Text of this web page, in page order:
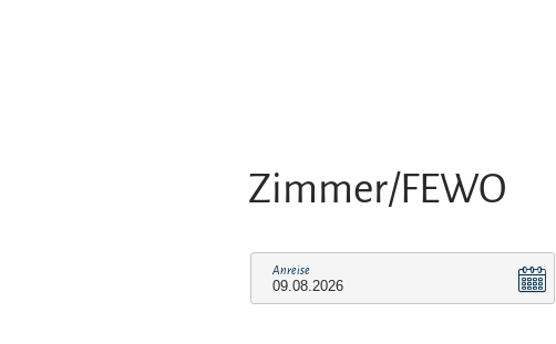
Zimmer/FEWO
Anreise